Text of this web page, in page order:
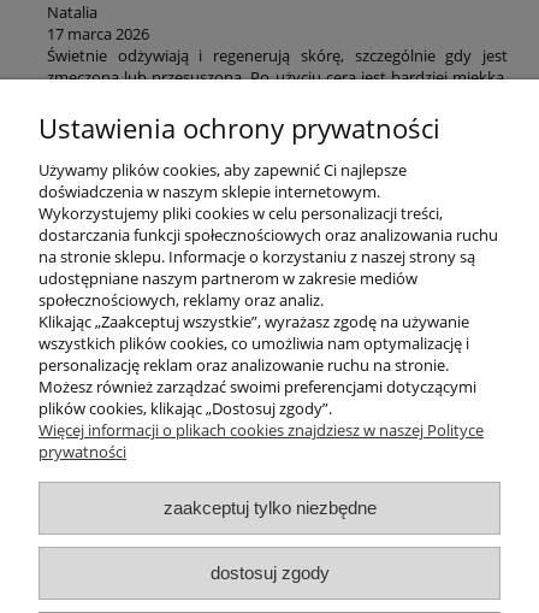
Natalia
17 marca 2026
Świetnie odżywiają i regenerują skórę, szczególnie gdy jest
zmęczona lub przesuszona. Po użyciu cera jest bardziej miękka,
Iwona
16 lipca 2026
Już po jednym użyciu maski cera była wyraźnie bardziej
nawilżona i wygładzona. To świetny sposób na szybkie
odświeżenie skóry przed ważnym wyjściem
POMOC
INFORMACJE
ZAKUPY
MOJE KONTO
PROGRAMY PROMOCYJNE
Ustawienia ochrony prywatności
Używamy plików cookies, aby zapewnić Ci najlepsze
doświadczenia w naszym sklepie internetowym.
Wykorzystujemy pliki cookies w celu personalizacji treści,
dostarczania funkcji społecznościowych oraz analizowania ruchu
na stronie sklepu. Informacje o korzystaniu z naszej strony są
udostępniane naszym partnerom w zakresie mediów
społecznościowych, reklamy oraz analiz.
Klikając „Zaakceptuj wszystkie”, wyrażasz zgodę na używanie
wszystkich plików cookies, co umożliwia nam optymalizację i
personalizację reklam oraz analizowanie ruchu na stronie.
Możesz również zarządzać swoimi preferencjami dotyczącymi
plików cookies, klikając „Dostosuj zgody”.
Więcej informacji o plikach cookies znajdziesz w naszej Polityce
prywatności
zaakceptuj tylko niezbędne
dostosuj zgody